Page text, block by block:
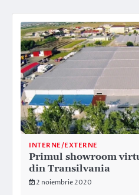
INTERNE/EXTERNE
Primul showroom
din Transilvania
2 noiembrie 2020